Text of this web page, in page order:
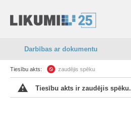
Darbības ar dokumentu
Tiesību akts: zaudējis spēku
Tiesību akts ir zaudējis spēku.